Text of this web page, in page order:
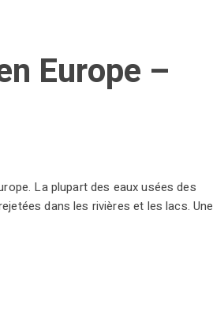
Europe –
La plupart des eaux usées des
dans les rivières et les lacs. Une